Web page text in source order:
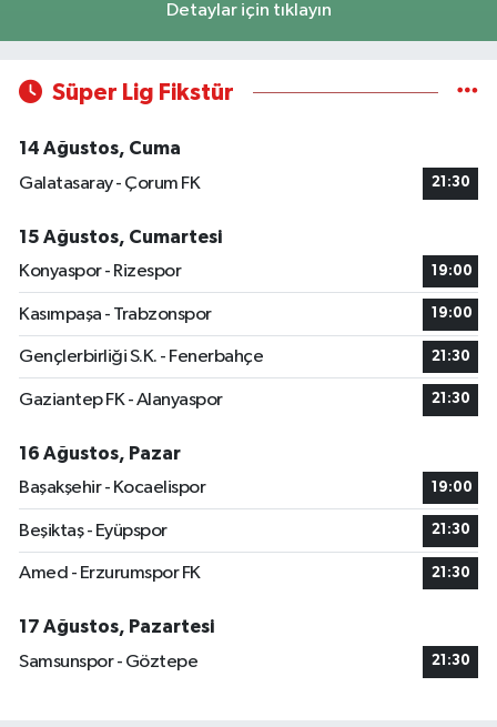
Detaylar için tıklayın
Süper Lig Fikstür
14 Ağustos, Cuma
Galatasaray - Çorum FK
21:30
15 Ağustos, Cumartesi
Konyaspor - Rizespor
19:00
Kasımpaşa - Trabzonspor 19:00
Gençlerbirliği S.K. - Fenerbahçe 21:30
Gaziantep FK - Alanyaspor 21:30
16 Ağustos, Pazar
Başakşehir - Kocaelispor
19:00
Beşiktaş - Eyüpspor 21:30
Amed - Erzurumspor FK 21:30
17 Ağustos, Pazartesi
Samsunspor - Göztepe
21:30